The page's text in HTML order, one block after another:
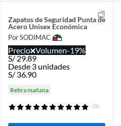
Zapatos de Seguridad Punta de
Acero Unisex Económica
Por SODIMAC
Precio Volumen-19%
S/29.89
Desde 3 unidades
S/ 36.90
Retira mañana
(28)